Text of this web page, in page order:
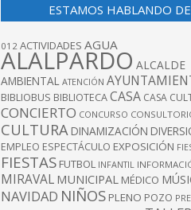
ESTAMOS HABLANDO DE
012 ACTIVIDADES AGUA
ALALPARDO ALCALDE
AMBIENTAL ATENCIÓN
BIBLIOBUS BIBLIOTECACASA CASA
CONCIERTO CONCURSO
CULTURA DINAMIZACIÓN
EMPLEO ESPECTÁCULO EXPOSICIÓN
FIESTAS FUTBOL INFANTIL
MIRAVAL MUNICIPAL MÉDICO
NAVIDAD NIÑOS PLENO POZO